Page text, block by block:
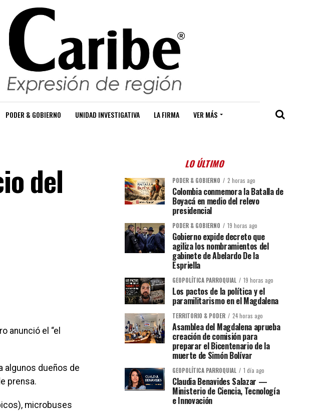
PODER & GOBIERNO UNIDAD INVESTIGATIVA LA FIRMA VER MÁS
del
anunció el “el
algunos dueños de
prensa.
microbuses
LO ÚLTIMO
PODER & GOBIERNO 2 horas ago
Colombia conmemora la Batalla de
Boyacá en medio del relevo
presidencial
PODER & GOBIERNO 19 horas ago
Gobierno expide decreto que
agiliza los nombramientos del
gabinete de Abelardo De la
Espriella
GEOPOLÍTICA PARROQUIAL 19 horas ago
Los pactos de la política y el
paramilitarismo en el Magdalena
TERRITORIO & PODER 24 horas ago
Asamblea del Magdalena aprueba
creación de comisión para
preparar el Bicentenario de la
muerte de Simón Bolívar
GEOPOLÍTICA PARROQUIAL 1 día ago
Claudia Benavides Salazar —
Ministerio de Ciencia, Tecnología
e Innovación